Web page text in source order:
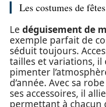
Les costumes de fêtes
Le déguisement de
exemple parfait de
séduit toujours.
tailles et variations,
pimenter
d’année. Avec sa
ses accessoires, il
permettant à chacun